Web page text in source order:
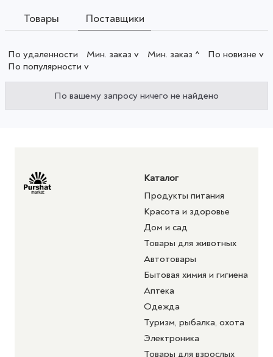
Товары Поставщики
По удаленности Мин. заказ v Мин. заказ ^
По новизне v
По популярности v
По вашему запросу ничего не найдено
Каталог
Продукты питания
Красота и здоровье
Дом и сад
Товары для животных
Автотовары
Бытовая химия и гигиена
Аптека
Одежда
Туризм, рыбалка, охота
Электроника
Товары для взрослых